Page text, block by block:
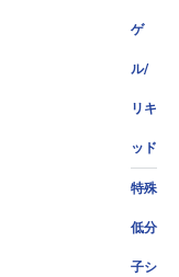
ゲ
ル/
リキ
ッド
特殊
低分
子シ